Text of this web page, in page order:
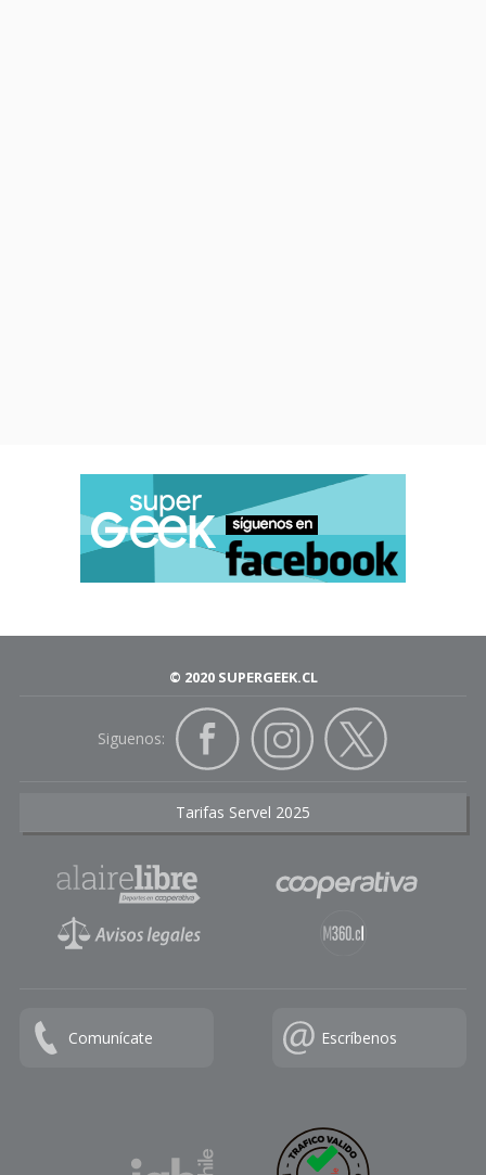
© 2020 SUPERGEEK.CL
Siguenos:
Tarifas Servel 2025
Comunícate Escríbenos